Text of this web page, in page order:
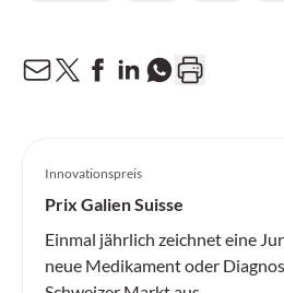
Innovationspreis
Prix Galien Suisse
Einmal jährlich zeichnet eine
neue Medikament oder